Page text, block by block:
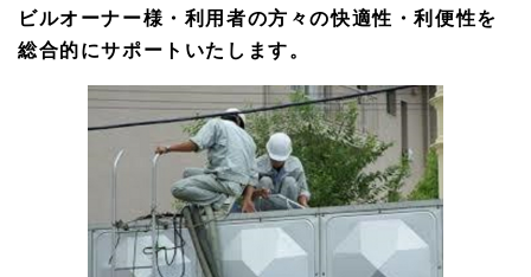
ビルオーナー様・利用者の方々の快適性・利便性を
総合的にサポートいたします。